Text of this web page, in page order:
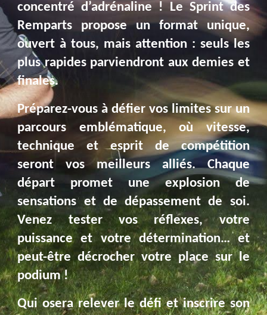
concentré d’adrénaline ! Le Sprint des
Remparts propose un format unique,
ouvert à tous, mais attention : seuls les
plus rapides parviendront aux demies et
finales.
Préparez-vous à défier vos limites sur un
parcours emblématique, où vitesse,
technique et esprit de compétition
seront vos meilleurs alliés. Chaque
départ promet une explosion de
sensations et de dépassement de soi.
Venez tester vos réflexes, votre
puissance et votre détermination… et
peut-être décrocher votre place sur le
podium !
Qui osera relever le défi et inscrire son